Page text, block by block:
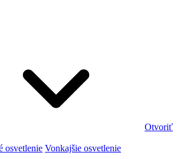
Otvoriť
osvetlenie Vonkajšie osvetlenie